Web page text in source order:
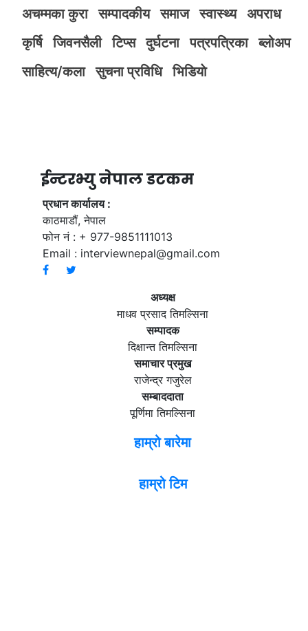
अचम्मका कुरा
सम्पादकीय समाज स्वास्थ्य
अपराध
कृर्षि
जिवनसैली टिप्स दुर्घटना पत्रपत्रिका
ब्लोअप
साहित्य/कला
सुचना प्रविधि भिडियाे
ईन्टरभ्यु नेपाल डटकम
प्रधान कार्यालय :
काठमाडौं, नेपाल
फोन नं : + 977-9851111013
Email : interviewnepal@gmail.com
अध्यक्ष
माधव प्रसाद तिमल्सिना
सम्पादक
दिक्षान्त तिमल्सिना
समाचार प्रमुख
राजेन्द्र गजुरेल
सम्बाददाता
पूर्णिमा तिमल्सिना
हाम्रो बारेमा
हाम्रो टिम